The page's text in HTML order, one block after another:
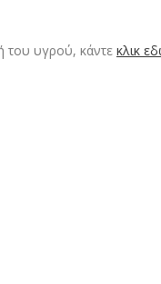
του υγρού, κάντε κλικ